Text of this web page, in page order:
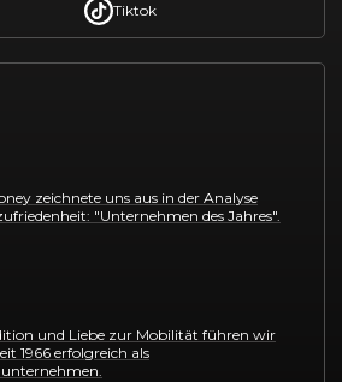
Tiktok
zeichnete uns aus in der Analyse
"Unternehmen des Jahres".
und Liebe zur Mobilität führen wir
1966 erfolgreich als